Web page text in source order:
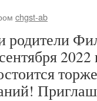
chgst-ab
родители
2022